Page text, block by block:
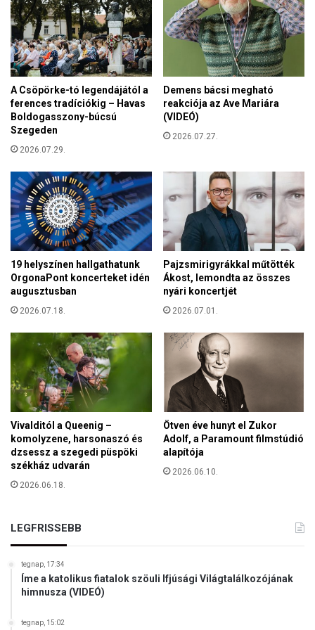
Q
-
r
e
n
e
z
v
y
e
l
l
e
n
i
o
n
u
l
f
e
l
a
d
e
i
i
á
g
k
r
e
v
l
o
n
A Csöpörke-tó legendájától a
ferences tradíciókig – Havas
Boldogasszony-búcsú
Szegeden
2026.07.29.
Demens bácsi megható
reakciója az Ave Mariára
(VIDEÓ)
2026.07.27.
19 helyszínen hallgathatunk
OrgonaPont koncerteket idén
augusztusban
2026.07.18.
Pajzsmirigyrákkal műtötték
Ákost, lemondta az összes
nyári koncertjét
2026.07.01.
Vivalditól a Queenig –
komolyzene, harsonaszó és
dzsessz a szegedi püspöki
székház udvarán
2026.06.18.
Ötven éve hunyt el Zukor
Adolf, a Paramount filmstúdió
alapítója
2026.06.10.
LEGFRISSEBB
tegnap, 17:34
Íme a katolikus fiatalok szöuli Ifjúsági Világtalálkozójának
himnusza (VIDEÓ)
tegnap, 15:02